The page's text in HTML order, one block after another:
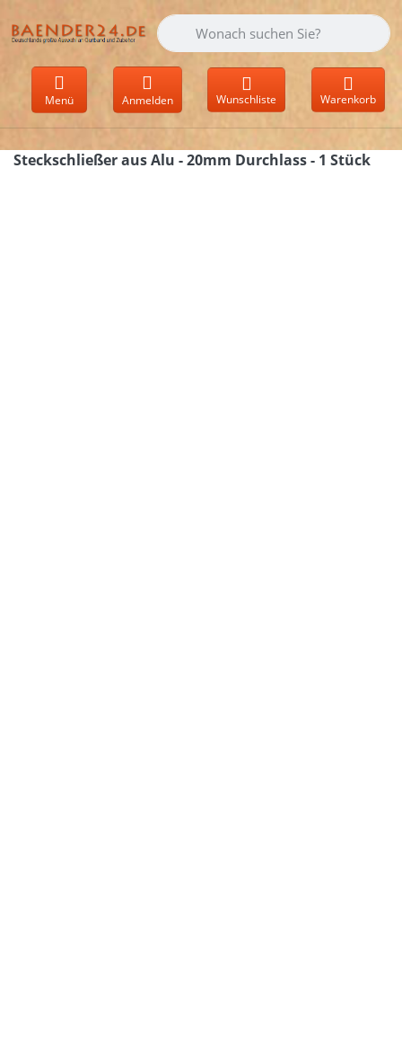
Geben Sie einen Suchbegriff ein.
Menü Anmelden Wunschliste Warenkorb
Steckschließer aus Alu - 20mm Durchlass - 1 Stück